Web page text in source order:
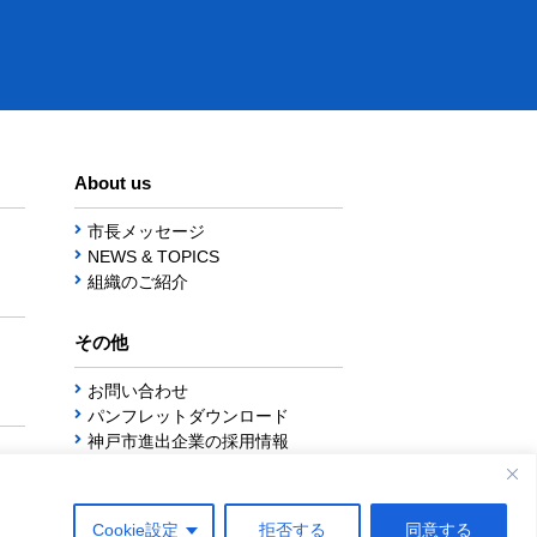
Cookie設定 拒否する 同意する
About us
市長メッセージ
NEWS & TOPICS
組織のご紹介
その他
お問い合わせ
パンフレットダウンロード
神戸市進出企業の採用情報